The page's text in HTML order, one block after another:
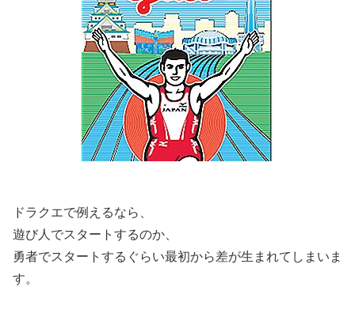
ドラクエで例えるなら、
遊び人でスタートするのか、
勇者でスタートするぐらい最初から差が生まれてしまいま
す。